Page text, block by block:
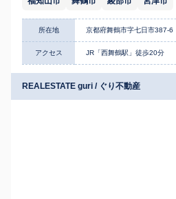
所在地 京都府舞鶴市字七日市387-6
アクセス JR「西舞鶴駅」徒歩20分
REALESTATE guri / ぐり不動産